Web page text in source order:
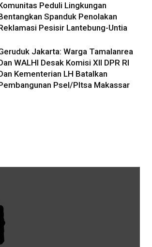
Peduli Lingkungan
Spanduk Penolakan
Pesisir Lantebung-Untia
Jakarta: Warga Tamalanrea
WALHI Desak Komisi XII DPR RI
Kementerian LH Batalkan
Psel/Pltsa Makassar